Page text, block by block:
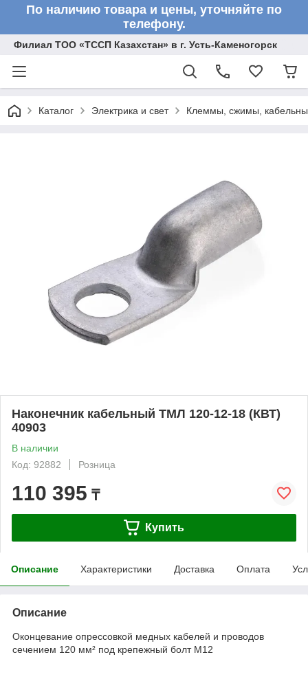
По наличию товара и цены, уточняйте по
телефону.
Филиал ТОО «ТССП Казахстан» в г. Усть-Каменогорск
Каталог Электрика и свет Клеммы, сжимы,
Наконечник кабельный ТМЛ 120-12-18 (КВТ)
40903
В наличии
Код: 92882
Розница
110 395 ₸
Купить
Описание Характеристики Доставка Оплата
Описание
Оконцевание опрессовкой медных кабелей и проводов
сечением 120 мм² под крепежный болт М12